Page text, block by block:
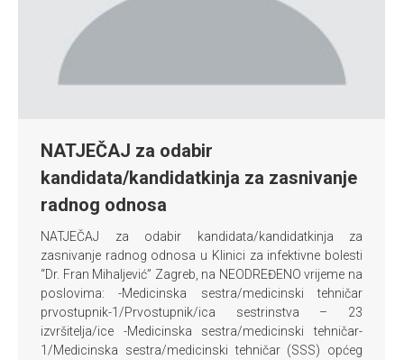
NATJEČAJ za odabir
kandidata/kandidatkinja za zasnivanje
radnog odnosa
NATJEČAJ za odabir kandidata/kandidatkinja za
zasnivanje radnog odnosa u Klinici za infektivne bolesti
“Dr. Fran Mihaljević” Zagreb, na NEODREĐENO vrijeme na
poslovima: -Medicinska sestra/medicinski tehničar
prvostupnik-1/Prvostupnik/ica sestrinstva – 23
izvršitelja/ice -Medicinska sestra/medicinski tehničar-
1/Medicinska sestra/medicinski tehničar (SSS) općeg